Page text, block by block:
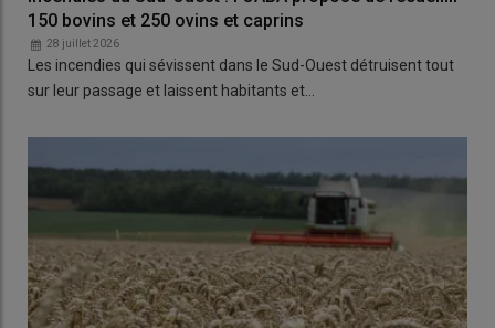
150 bovins et 250 ovins et caprins
28 juillet 2026
Les incendies qui sévissent dans le Sud-Ouest détruisent tout
sur leur passage et laissent habitants et…